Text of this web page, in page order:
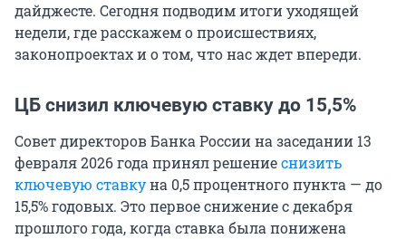
дайджесте. Сегодня подводим итоги уходящей
недели, где расскажем о происшествиях,
законопроектах и о том, что нас ждет впереди.
ЦБ снизил ключевую ставку до 15,5%
Совет директоров Банка России на заседании 13
февраля 2026 года принял решениеснизить
ключевую ставкуна 0,5 процентного пункта — до
15,5% годовых. Это первое снижение с декабря
прошлого года, когда ставка была понижена